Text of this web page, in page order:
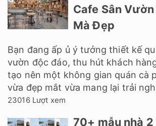
Cafe Sân
Mà Đẹp
Bạn đang ấp ủ ý tưởng thiết kế
vườn độc đáo, thu hút khách
tạo nên một không gian quán cà
vừa đẹp mắt vừa mang lại trải
23016 Lượt xem
70+ mẫu nhà 2